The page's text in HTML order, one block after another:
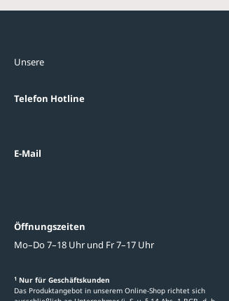
Unsere
Telefon Hotline
E-Mail
Öffnungszeiten
Mo–Do 7–18 Uhr und Fr 7–17 Uhr
1 Nur für Geschäftskunden
Das Produktangebot in unserem Online-Shop richtet sich